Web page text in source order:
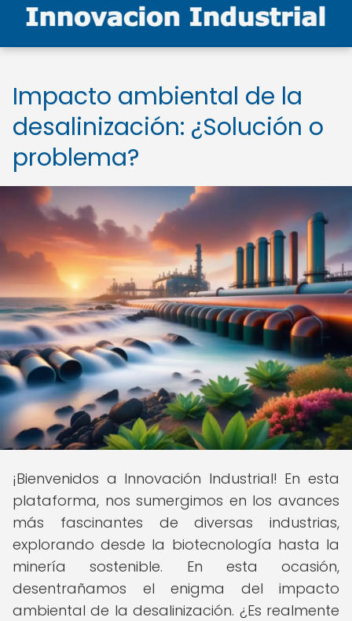
Impacto ambiental de la
desalinización: ¿Solución o
problema?
¡Bienvenidos a Innovación Industrial! En esta
plataforma, nos sumergimos en los avances
más fascinantes de diversas industrias,
explorando desde la biotecnología hasta la
minería sostenible. En esta ocasión,
desentrañamos el enigma del impacto
ambiental de la desalinización. ¿Es realmente